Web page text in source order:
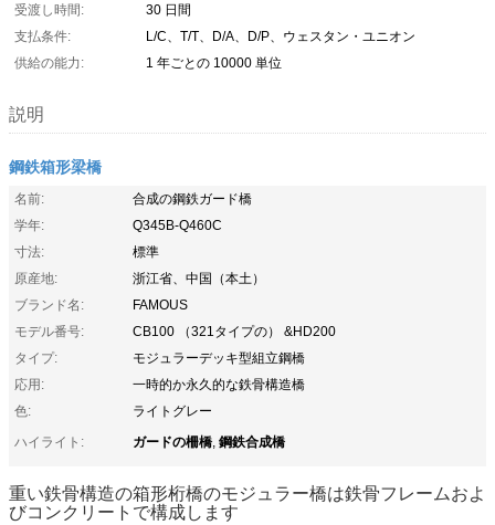
受渡し時間:
30 日間
支払条件:
L/C、T/T、D/A、D/P、ウェスタン・ユニオン
供給の能力:
1 年ごとの 10000 単位
説明
鋼鉄箱形梁橋
名前:
合成の鋼鉄ガード橋
学年:
Q345B-Q460C
寸法:
標準
原産地:
浙江省、中国（本土）
ブランド名:
FAMOUS
モデル番号:
CB100 （321タイプの） &HD200
タイプ:
モジュラーデッキ型組立鋼橋
応用:
一時的か永久的な鉄骨構造橋
色:
ライトグレー
ハイライト:
ガードの柵橋, 鋼鉄合成橋
重い鉄骨構造の箱形桁橋のモジュラー橋は鉄骨フレームおよ
びコンクリートで構成します